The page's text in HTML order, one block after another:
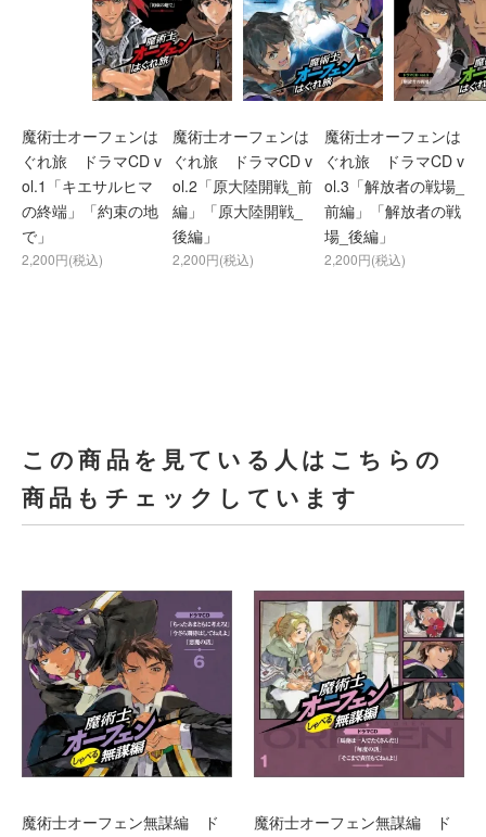
魔術士オーフェンは
ぐれ旅 ドラマCD v
ol.1「キエサルヒマ
の終端」「約束の地
で」
2,200円(税込)
魔術士オーフェンは
ぐれ旅 ドラマCD v
ol.2「原大陸開戦_前
編」「原大陸開戦_
後編」
2,200円(税込)
魔術士オーフェンは
ぐれ旅 ドラマCD v
ol.3「解放者の戦場_
前編」「解放者の戦
場_後編」
2,200円(税込)
この商品を見ている人はこちらの
商品もチェックしています
魔術士オーフェン無謀編 ド
魔術士オーフェン無謀編 ド